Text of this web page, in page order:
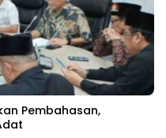
Pembahasan,